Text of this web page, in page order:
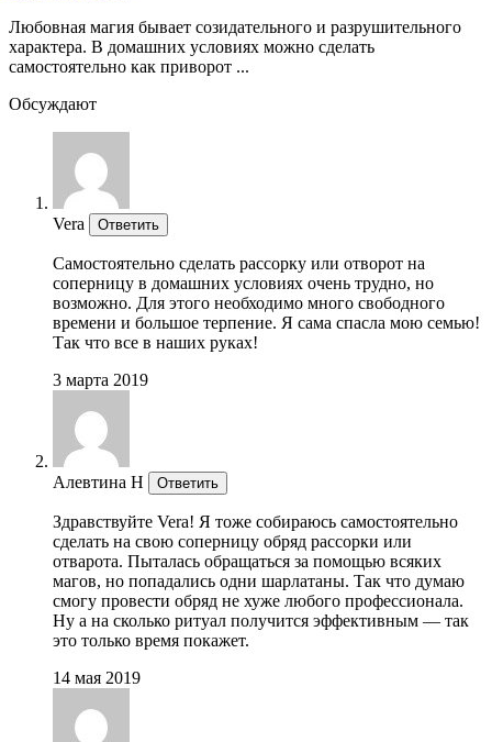
Любовная магия бывает созидательного и разрушительного
характера. В домашних условиях можно сделать
самостоятельно как приворот ...
Обсуждают
Vera Ответить
Самостоятельно сделать рассорку или отворот на
соперницу в домашних условиях очень трудно, но
возможно. Для этого необходимо много свободного
времени и большое терпение. Я сама спасла мою семью!
Так что все в наших руках!
3 марта 2019
Алевтина Н Ответить
Здравствуйте Vera! Я тоже собираюсь самостоятельно
сделать на свою соперницу обряд рассорки или
отварота. Пыталась обращаться за помощью всяких
магов, но попадались одни шарлатаны. Так что думаю
смогу провести обряд не хуже любого профессионала.
Ну а на сколько ритуал получится эффективным — так
это только время покажет.
14 мая 2019